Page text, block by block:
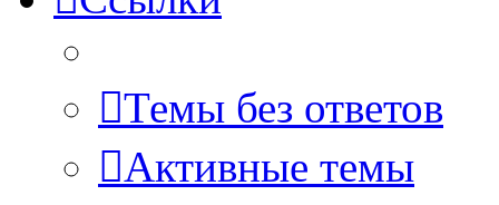
Темы без ответов
Активные темы